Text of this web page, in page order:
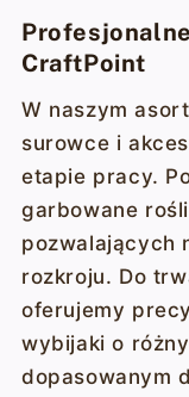
CraftPoint
W naszym
surowce i
etapie pracy.
garbowane
pozwalających
rozkroju. Do
oferujemy
wybijaki o
dopasowanym